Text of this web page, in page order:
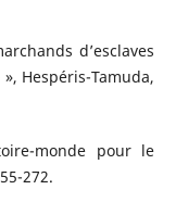
d’esclaves
Hespéris-Tamuda,
monde pour le
272.